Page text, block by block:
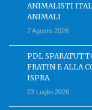
ANIMALISTI
ANIMALI
7 Agosto 2026
PDL
FRATIN E ALLA
ISPRA
23 Luglio 2026